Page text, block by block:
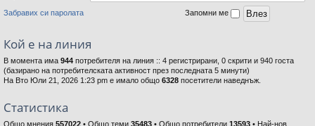
Забравих си паролата Запомни ме
Кой е на линия
В момента има 944 потребителя на линия :: 4 регистрирани, 0 скрити и 940 госта
(базирано на потребителската активност през последната 5 минути)
На Вто Юли 21, 2026 1:23 pm е имало общо 6328 посетители наведнъж.
Статистика
Общо мнения 557022 • Общо теми 35483 • Общо потребители 13593 • Най-нов